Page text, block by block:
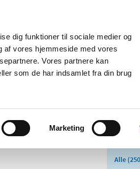
dig funktioner til sociale medier og
af vores hjemmeside med vores
Vores partnere kan
som de har indsamlet fra din brug
Marketing
Om os Kontakt Udgivelser
og salg af
Medicinsk
Alle